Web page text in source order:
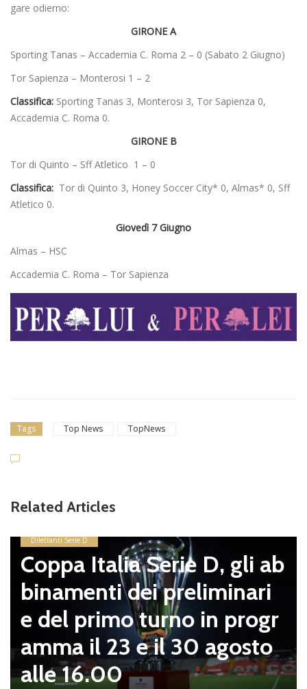
gare odierno:
GIRONE A
Sporting Tanas – Accademia C. Roma 2 – 0 (Sabato 2 Giugno)
Tor Sapienza – Monterosi 1 – 2
Classifica: Sporting Tanas 3, Monterosi 3, Tor Sapienza 0,
Accademia C. Roma 0.
GIRONE B
Tor di Quinto – Sff Atletico 1 – 0
Classifica: Tor di Quinto 3, Honey Soccer City* 0, Almas* 0, Sff
Atletico 0.
Giovedì 7 Giugno
Almas – HSC
Accademia C. Roma – Tor Sapienza
Tags Top News TopNews
Related Articles
Dilettanti Serie D
Coppa Italia Serie D, gli ab
binamenti dei preliminari
e del primo turno in progr
amma il 23 e il 30 agosto
alle 16.00